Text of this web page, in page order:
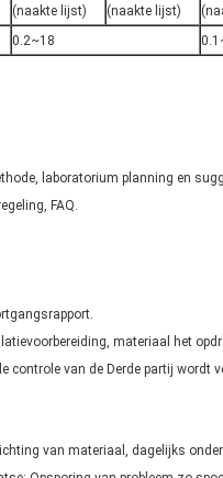
(naakte lijst)
(naakte lijst)
0.2~18
laboratorium planning en
FAQ.
materiaal het
controle van de Derde partij wordt
van materiaal, dagelijks